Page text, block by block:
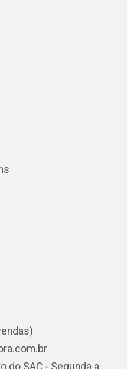
do SAC - Segunda a